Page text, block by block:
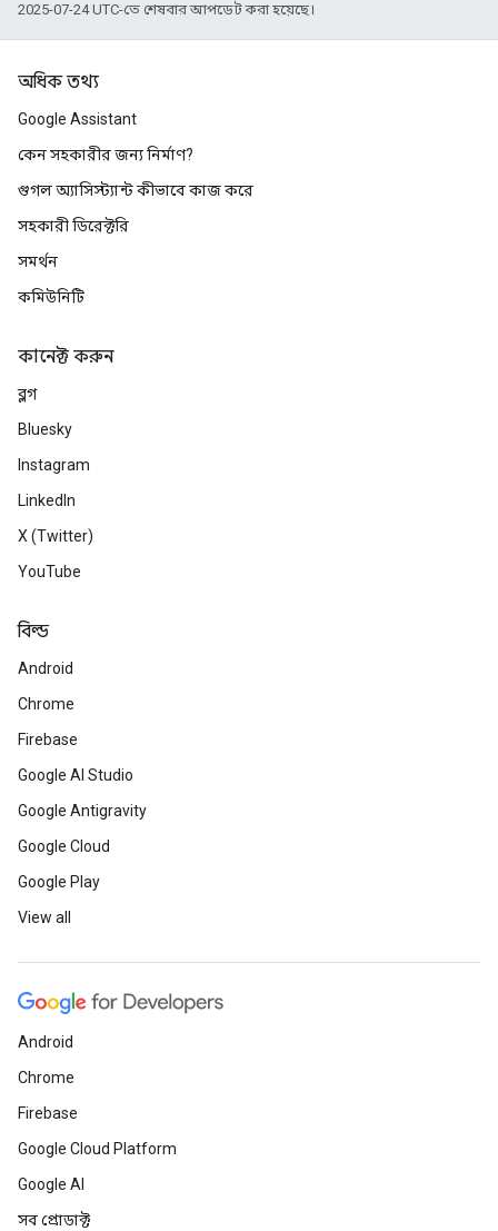
2025-07-24 UTC-তে শেষবার আপডেট করা হয়েছে।
অধিক তথ্য
Google Assistant
কেন সহকারীর জন্য নির্মাণ?
গুগল অ্যাসিস্ট্যান্ট কীভাবে কাজ করে
সহকারী ডিরেক্টরি
সমর্থন
কমিউনিটি
কানেক্ট করুন
ব্লগ
Bluesky
Instagram
LinkedIn
X (Twitter)
YouTube
বিল্ড
Android
Chrome
Firebase
Google AI Studio
Google Antigravity
Google Cloud
Google Play
View all
Android
Chrome
Firebase
Google Cloud Platform
Google AI
সব প্রোডাক্ট